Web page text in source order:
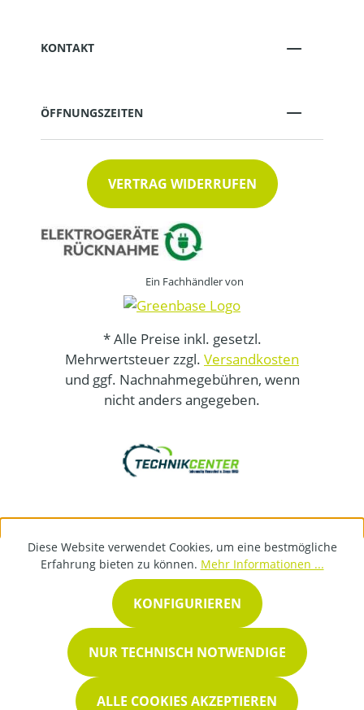
KONTAKT
ÖFFNUNGSZEITEN
VERTRAG WIDERRUFEN
Ein Fachhändler von
* Alle Preise inkl. gesetzl.
Mehrwertsteuer zzgl. Versandkosten
und ggf. Nachnahmegebühren, wenn
nicht anders angegeben.
Diese Website verwendet Cookies, um eine bestmögliche
Erfahrung bieten zu können. Mehr Informationen ...
NUR TECHNISCH NOTWENDIGE
KONFIGURIEREN
ALLE COOKIES AKZEPTIEREN